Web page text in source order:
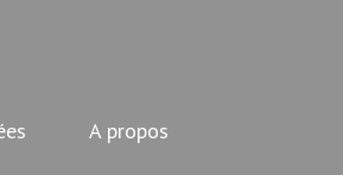
A propos